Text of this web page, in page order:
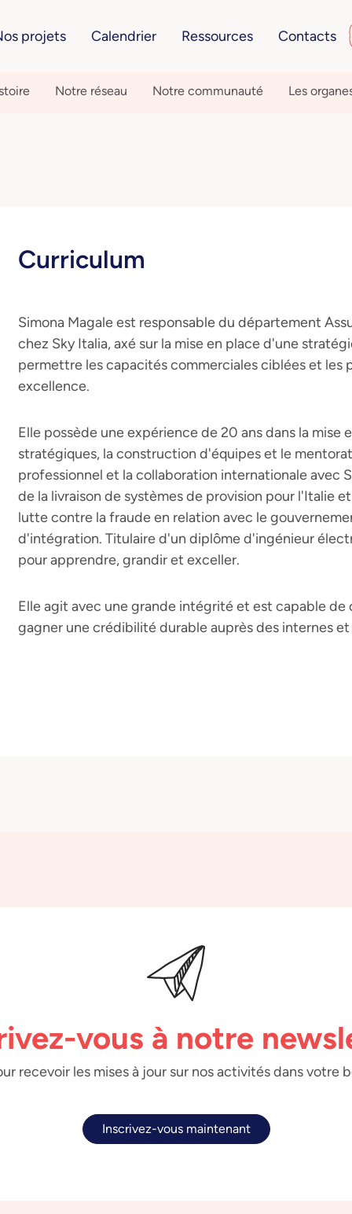
projets Calendrier Ressources Contacts
Notre réseau Notre communauté Les
Curriculum
Simona Magale est responsable du département
chez Sky Italia, axé sur la mise en place d'une
permettre les capacités commerciales ciblées et les
excellence.
Elle possède une expérience de 20 ans dans la
stratégiques, la construction d'équipes et le
professionnel et la collaboration internationale avec
de la livraison de systèmes de provision pour l'Italie
lutte contre la fraude en relation avec le
d'intégration. Titulaire d'un diplôme d'ingénieur
pour apprendre, grandir et exceller.
Elle agit avec une grande intégrité et est capable
gagner une crédibilité durable auprès des internes
vous à notre
recevoir les mises à jour sur nos activités dans votre
Inscrivez-vous maintenant